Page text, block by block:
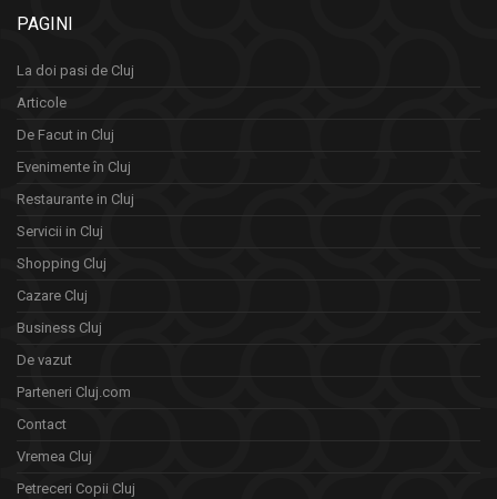
PAGINI
La doi pasi de Cluj
Articole
De Facut in Cluj
Evenimente în Cluj
Restaurante in Cluj
Servicii in Cluj
Shopping Cluj
Cazare Cluj
Business Cluj
De vazut
Parteneri Cluj.com
Contact
Vremea Cluj
Petreceri Copii Cluj